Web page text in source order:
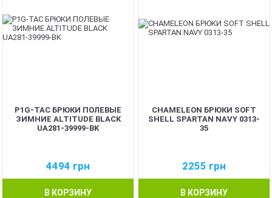
P1G-TAC БРЮКИ ПОЛЕВЫЕ
ЗИМНИЕ ALTITUDE BLACK
UA281-39999-BK
4494 грн
В КОРЗИНУ
CHAMELEON БРЮКИ SOFT
SHELL SPARTAN NAVY 0313-
35
2255 грн
В КОРЗИНУ